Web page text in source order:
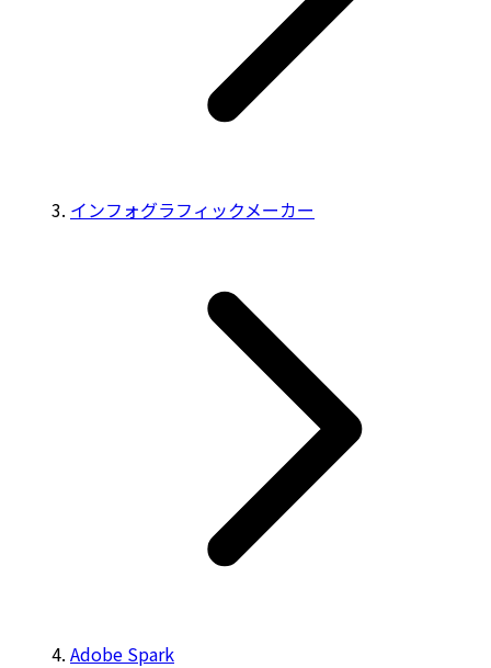
インフォグラフィックメーカー
Adobe Spark